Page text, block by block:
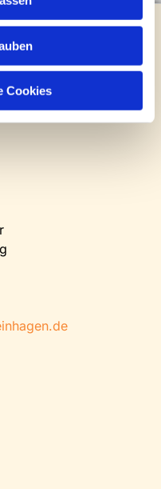
Cookies
Steinhagen
Steinhagen